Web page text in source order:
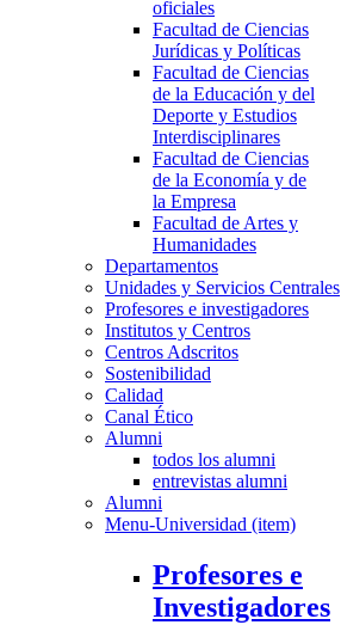
oficiales
Facultad de Ciencias
Jurídicas y Políticas
Facultad de Ciencias
de la Educación y del
Deporte y Estudios
Interdisciplinares
Facultad de Ciencias
de la Economía y de
la Empresa
Facultad de Artes y
Humanidades
Departamentos
Unidades y Servicios Centrales
Profesores e investigadores
Institutos y Centros
Centros Adscritos
Sostenibilidad
Calidad
Canal Ético
Alumni
todos los alumni
entrevistas alumni
Alumni
Menu-Universidad (item)
Profesores e
Investigadores